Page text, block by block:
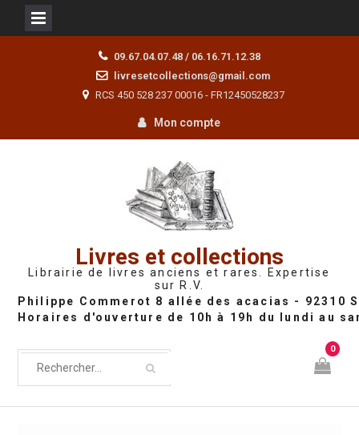
09.67.04.07.48 / 06.16.71.12.38
livresetcollections@gmail.com
RCS 450 528 237 00016 - FR12450528237
Mon compte
Livres et collections
Librairie de livres anciens et rares. Expertise
sur R.V.
0